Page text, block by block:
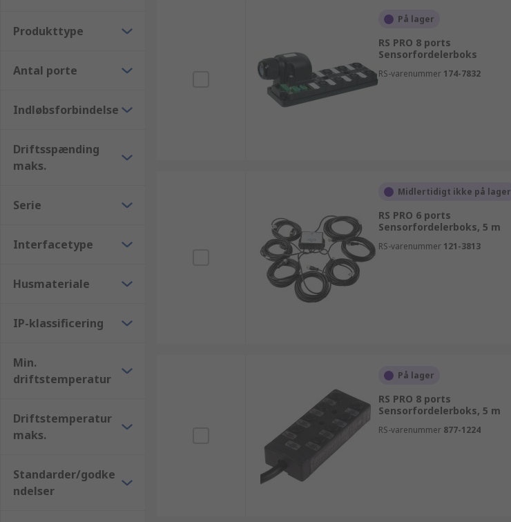
Produkttype
Antal porte
Indløbsforbindelse
Driftsspænding
maks.
Serie
Interfacetype
Husmateriale
IP-klassificering
Min.
driftstemperatur
Driftstemperatur
maks.
Standarder/godke
ndelser
På lager
RS PRO 8 ports
Sensorfordelerboks
RS-varenummer 174-7832
Midlertidigt ikke på lager
RS PRO 6 ports
Sensorfordelerboks, 5 m
RS-varenummer 121-3813
På lager
RS PRO 8 ports
Sensorfordelerboks, 5 m
RS-varenummer 877-1224